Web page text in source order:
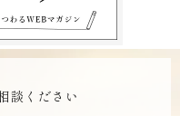
談ください